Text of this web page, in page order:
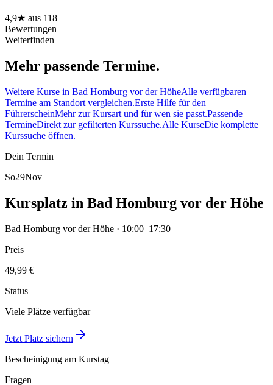
4,9★ aus 118
Bewertungen
Weiterfinden
Mehr passende Termine.
Weitere Kurse in Bad Homburg vor der HöheAlle verfügbaren
Termine am Standort vergleichen.Erste Hilfe für den
FührerscheinMehr zur Kursart und für wen sie passt.Passende
TermineDirekt zur gefilterten Kurssuche.Alle KurseDie komplette
Kurssuche öffnen.
Dein Termin
So29Nov
Kursplatz in Bad Homburg vor der Höhe
Bad Homburg vor der Höhe · 10:00–17:30
Preis
49,99 €
Status
Viele Plätze verfügbar
Jetzt Platz sichern
Bescheinigung am Kurstag
Fragen